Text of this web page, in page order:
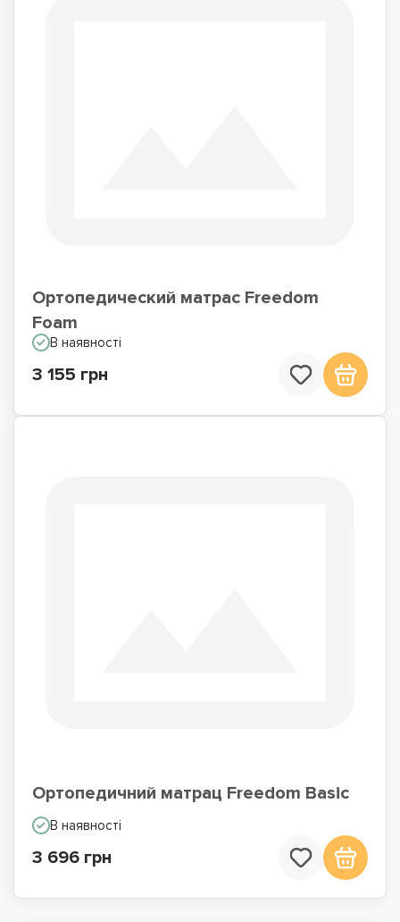
Ортопедический матрас Freedom
Foam
В наявності
3 155 грн
Ортопедичний матрац Freedom Basic
В наявності
3 696 грн